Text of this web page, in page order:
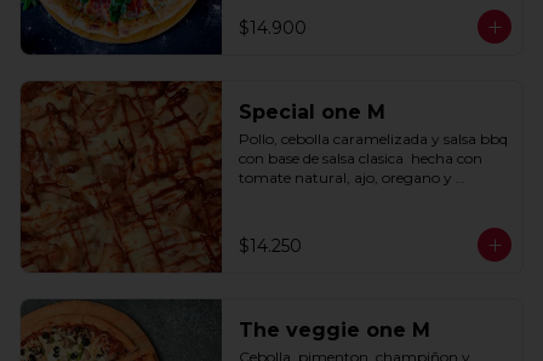
$14.900
Special one M
Pollo, cebolla caramelizada y salsa bbq
con base de salsa clasica  hecha con
tomate natural, ajo, oregano y
$14.250
The veggie one M
Cebolla, pimenton, champiñon y